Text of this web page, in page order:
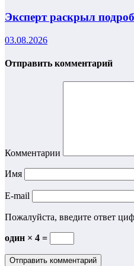
Эксперт раскрыл
03.08.2026
Отправить комментарий
Комментарии
Имя
E-mail
Пожалуйста, введите ответ
один × 4 =